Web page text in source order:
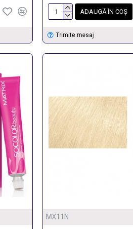
ADAUGĂ ÎN COŞ
Trimite mesaj
MX11N